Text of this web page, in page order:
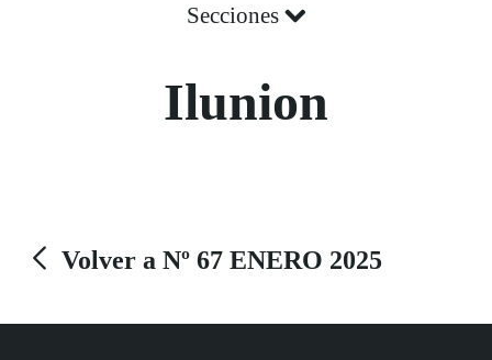
Secciones
Ilunion
Volver a Nº 67 ENERO 2025